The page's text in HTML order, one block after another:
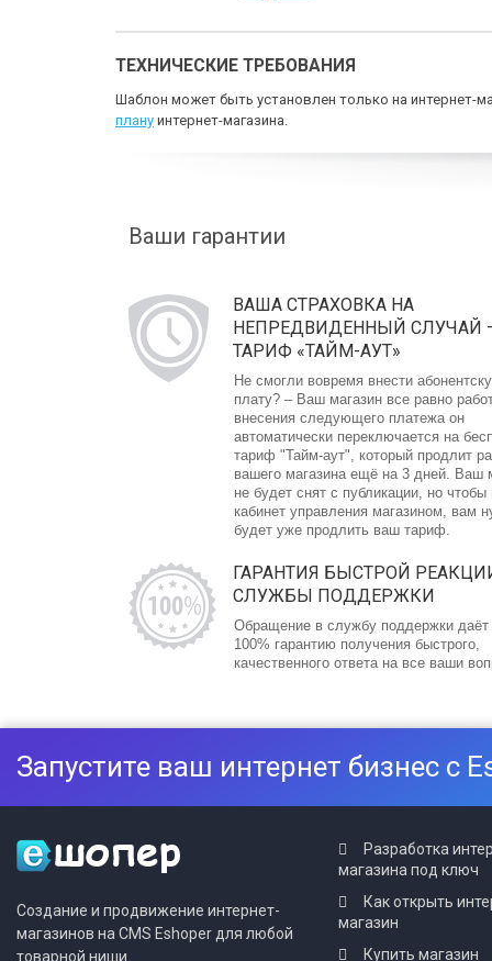
ТЕХНИЧЕСКИЕ ТРЕБОВАНИЯ
Шаблон может быть установлен только на интернет-
плану интернет-магазина.
Ваши гарантии
ВАША СТРАХОВКА НА
НЕПРЕДВИДЕННЫЙ СЛУЧАЙ
ТАРИФ «ТАЙМ-АУТ»
Не смогли вовремя внести
плату? – Ваш магазин все равно
внесения следующего платежа он
автоматически переключается на
тариф "Тайм-аут", который продлит
вашего магазина ещё на 3 дней. Ваш
не будет снят с публикации, но чтобы
кабинет управления магазином, вам
будет уже продлить ваш тариф.
ГАРАНТИЯ БЫСТРОЙ
СЛУЖБЫ ПОДДЕРЖКИ
Обращение в службу поддержки
100% гарантию получения быстрого,
качественного ответа на все ваши
Запустите ваш интернет бизнес с
Создание и продвижение интернет-
магазинов на CMS Eshoper для любой
товарной ниши.
Разработка
магазина под ключ
Как открыть
магазин
Купить магазин